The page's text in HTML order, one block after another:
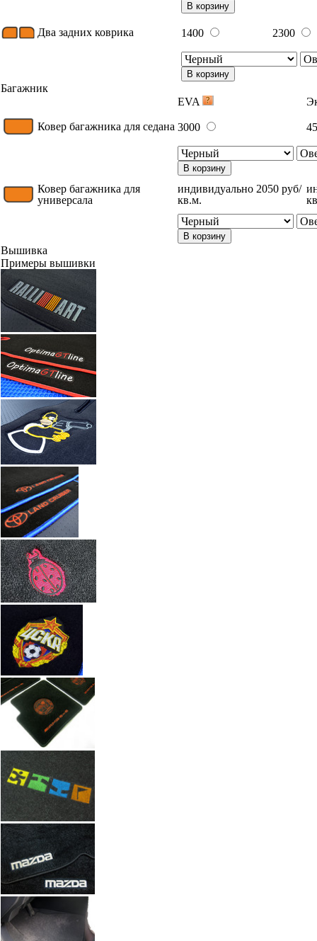
В корзину
Два задних коврика 1400 2300
В корзину
Багажник
EVA
Ковер багажника для седана 3000
В корзину
Ковер багажника для
универсала
индивидуально 2050 руб/
кв.м.
В корзину
Вышивка
Примеры вышивки